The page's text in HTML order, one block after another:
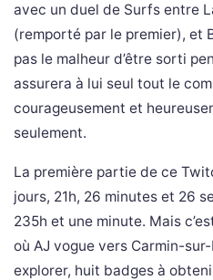
avec un duel de Surfs entre
(remporté par le premier), et
pas le malheur d’être sorti
assurera à lui seul tout le
courageusement et
seulement.
La première partie de ce
jours, 21h, 26 minutes et 26
235h et une minute. Mais
où AJ vogue vers Carmin-
explorer, huit badges à